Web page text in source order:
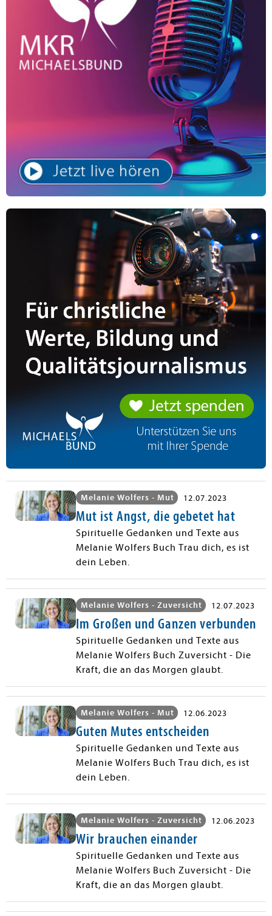
Melanie Wolfers - Mut 12.07.2023
Mut ist Angst, die gebetet hat
Spirituelle Gedanken und Texte aus
Melanie Wolfers Buch Trau dich, es ist
dein Leben.
Melanie Wolfers - Zuversicht 12.07.2023
Im Großen und Ganzen verbunden
Spirituelle Gedanken und Texte aus
Melanie Wolfers Buch Zuversicht - Die
Kraft, die an das Morgen glaubt.
Melanie Wolfers - Mut 12.06.2023
Guten Mutes entscheiden
Spirituelle Gedanken und Texte aus
Melanie Wolfers Buch Trau dich, es ist
dein Leben.
Melanie Wolfers - Zuversicht 12.06.2023
Wir brauchen einander
Spirituelle Gedanken und Texte aus
Melanie Wolfers Buch Zuversicht - Die
Kraft, die an das Morgen glaubt.